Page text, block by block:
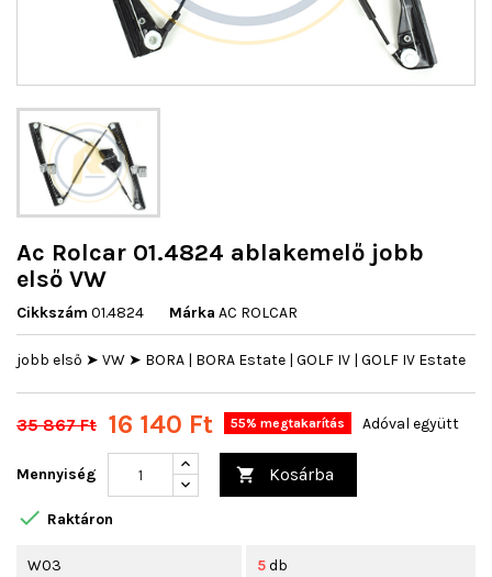
Ac Rolcar 01.4824 ablakemelő jobb
első VW
Cikkszám 01.4824 Márka AC ROLCAR
jobb első ➤ VW ➤ BORA | BORA Estate | GOLF IV | GOLF IV Estate
35 867 Ft 16 140 Ft 55% megtakarítás Adóval együtt
Mennyiség  Kosárba
 Raktáron
W03 5db